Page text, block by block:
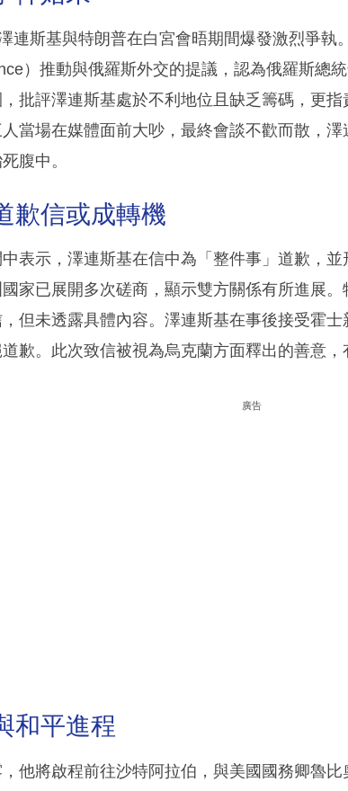
連斯基與特朗普在白宮會晤期間爆發激烈爭執
）推動與俄羅斯外交的提議，認為俄羅斯總
批評澤連斯基處於不利地位且缺乏籌碼，更
當場在媒體面前大吵，最終會談不歡而散，
腹中。
歉信或成轉機
表示，澤連斯基在信中為「整件事」道歉，
家已展開多次磋商，顯示雙方關係有所進展
但未透露具體內容。澤連斯基在事後接受霍
歉。此次致信被視為烏克蘭方面釋出的善意，
廣告
和平進程
他將啟程前往沙特阿拉伯，與美國國務卿魯